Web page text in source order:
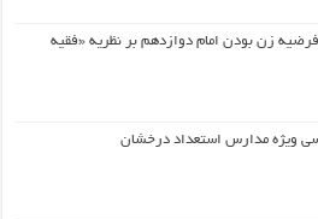
زن بودن امام دوازدهم بر نظریه «فقیه
ویژه مدارس استعداد درخشان